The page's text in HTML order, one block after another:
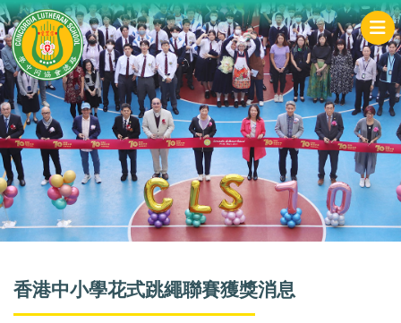
香港中小學花式跳繩聯賽獲獎消息